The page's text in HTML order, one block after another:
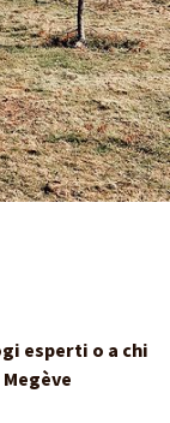
esperti o a chi